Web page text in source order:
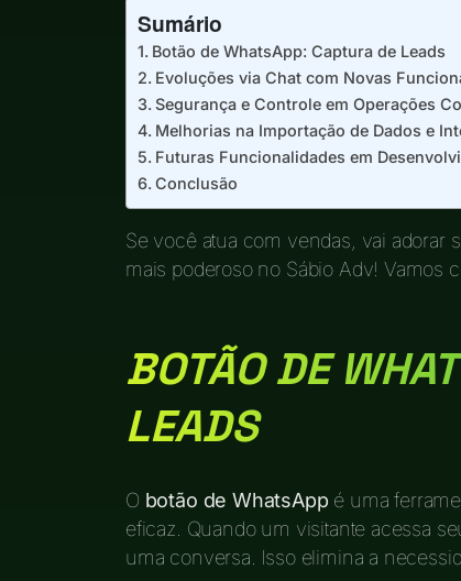
Sumário
Botão de WhatsApp: Captura de Leads
Evoluções via Chat com Novas
Segurança e Controle em Operações
Melhorias na Importação de Dados e
Futuras Funcionalidades em
Conclusão
Se você atua com vendas, vai adorar
mais poderoso no Sábio Adv! Vamos
BOTÃO DE
LEADS
O botão de WhatsApp é uma
eficaz. Quando um visitante acessa
uma conversa. Isso elimina a